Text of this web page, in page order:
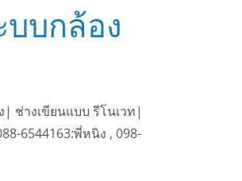
บกล้อง
ช่างเขียนแบบ รีโนเวท|
6544163:พี่หนิง , 098-